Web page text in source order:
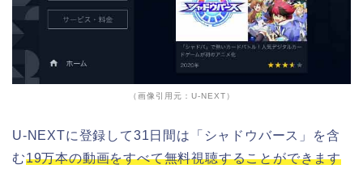
（画像引用元：U-NEXT）
U-NEXTに登録して31日間は「シャドウバース」を含
む19万本の動画をすべて無料視聴することができます